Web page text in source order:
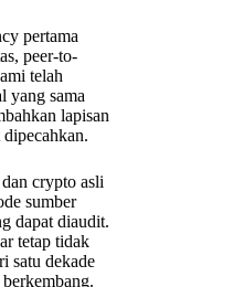
pertama
peer-to-
telah
yang sama
lapisan
crypto asli
sumber
dapat diaudit.
tetap tidak
satu dekade